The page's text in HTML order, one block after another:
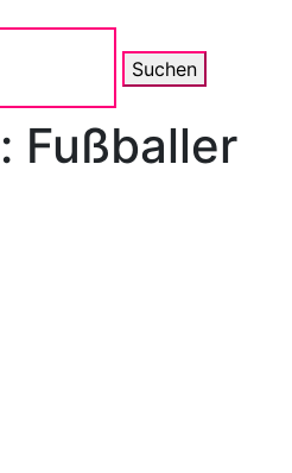
Fußballer